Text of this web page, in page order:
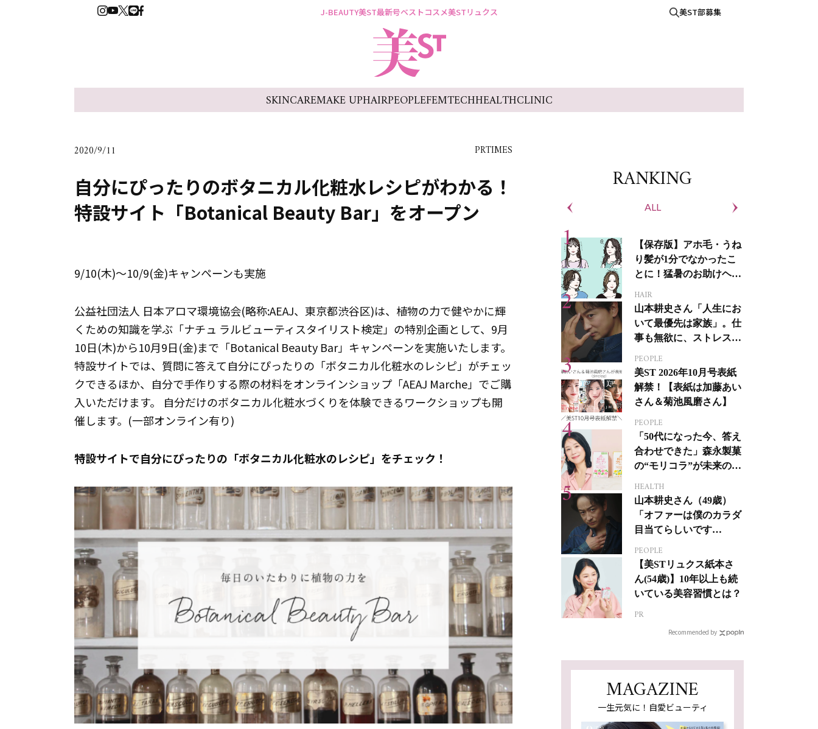
J-BEAUTY美ST最新号ベストコスメ美STリュクス 美ST部募集
SKINCAREMAKE UPHAIRPEOPLEFEMTECHHEALTHCLINIC
2020/9/11 PRTIMES
自分にぴったりのボタニカル化粧水レシピがわかる！
特設サイト「Botanical Beauty Bar」をオープン
9/10(木)～10/9(金)キャンペーンも実施
公益社団法人 日本アロマ環境協会(略称:AEAJ、東京都渋谷区)は、植物の力で健やかに輝
くための知識を学ぶ「ナチュ ラルビューティスタイリスト検定」の特別企画として、9月
10日(木)から10月9日(金)まで「Botanical Beauty Bar」キャンペーンを実施いたします。
特設サイトでは、質問に答えて自分にぴったりの「ボタニカル化粧水のレシピ」がチェッ
クできるほか、自分で手作りする際の材料をオンラインショップ「AEAJ Marche」でご購
入いただけます。 自分だけのボタニカル化粧水づくりを体験できるワークショップも開
催します。(一部オンライン有り)
特設サイトで自分にぴったりの「ボタニカル化粧水のレシピ」をチェック！
RANKING
ALL
【保存版】アホ毛・うね
り髪が1分でなかったこ
とに！猛暑のお助けヘア
HAIR
山本耕史さん「人生にお
いて最優先は家族」。仕
事も無欲に、ストレスを
PEOPLE
美ST 2026年10月号表紙
解禁！【表紙は加藤あい
さん＆菊池風磨さん】
PEOPLE
「50代になった今、答え
合わせできた」森永製菓
の“モリコラ”が未来のキ
HEALTH
山本耕史さん（49歳）
「オファーは僕のカラダ
目当てらしいです
ジカルへの挑戦
PEOPLE
【美STリュクス紙本さ
ん(54歳)】10年以上も続
いている美容習慣とは？
PR
Recommended by
MAGAZINE
一生元気に！自愛ビューティ